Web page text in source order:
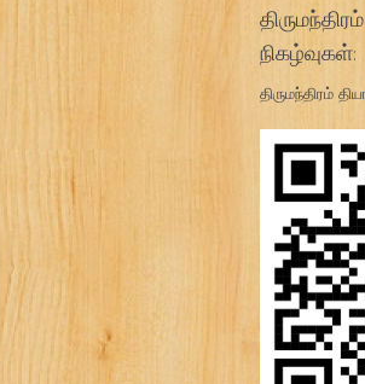
நிகழ்வுகள்:
திருமந்திரம்